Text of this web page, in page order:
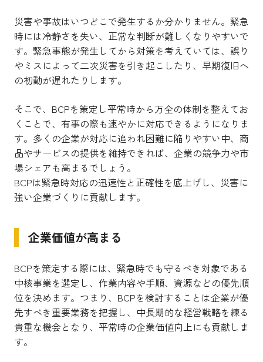
災害や事故はいつどこで発生するか分かりません。緊急
時には冷静さを失い、正常な判断が難しくなりやすいで
す。緊急事態が発生してから対策を考えていては、誤り
やミスによって二次災害を引き起こしたり、早期復旧へ
の初動が遅れたりします。
そこで、BCPを策定し平常時から万全の体制を整えてお
くことで、有事の際も速やかに対応できるようになりま
す。多くの企業が対応に追われ困難に陥りやすい中、商
品やサービスの提供を維持できれば、企業の競争力や市
場シェアも高まるでしょう。
BCPは緊急時対応の迅速性と正確性を底上げし、災害に
強い企業づくりに貢献します。
企業価値が高まる
BCPを策定する際には、緊急時でも守るべき対象である
中核事業を選定し、作業内容や手順、資源などの優先順
位を決めます。つまり、BCPを検討することは企業が優
先すべき重要業務を把握し、中長期的な経営戦略を練る
貴重な機会となり、平常時の企業価値向上にも貢献しま
す。